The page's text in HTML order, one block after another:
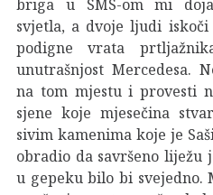
briga u SMS-om mi
svjetla, a dvoje ljudi iskoči
podigne vrata
unutrašnjost Mercedesa.
na tom mjestu i provesti
sjene koje mjesečina
sivim kamenima koje je
obradio da savršeno liježu
u gepeku bilo bi svejedno.